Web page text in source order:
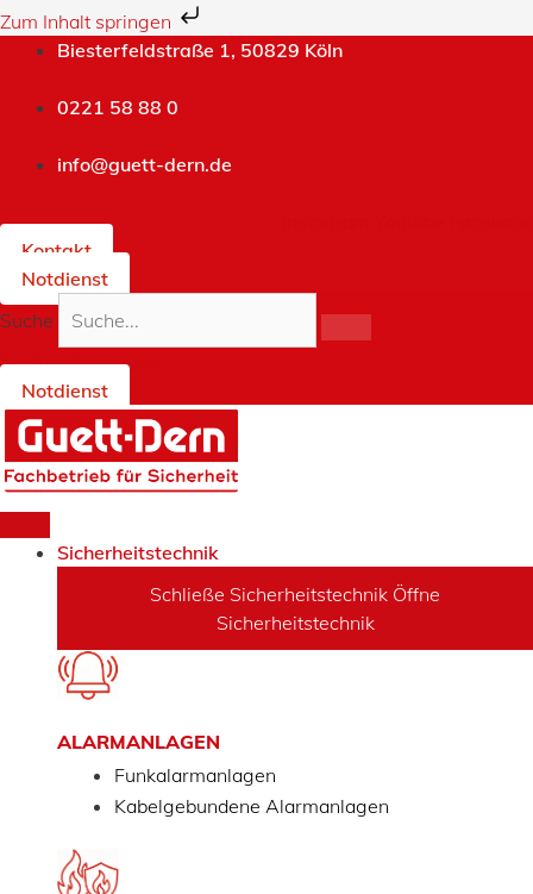
Zum Inhalt springen
springen
Biesterfeldstraße 1, 50829 Köln
0221 58 88 0
info@guett-dern.de
Kontakt
Notdienst
Suche
Youtube Facebook
Notdienst
Sicherheitstechnik
Schließe Sicherheitstechnik Öffne
Sicherheitstechnik
ALARMANLAGEN
Funkalarmanlagen
Kabelgebundene Alarmanlagen